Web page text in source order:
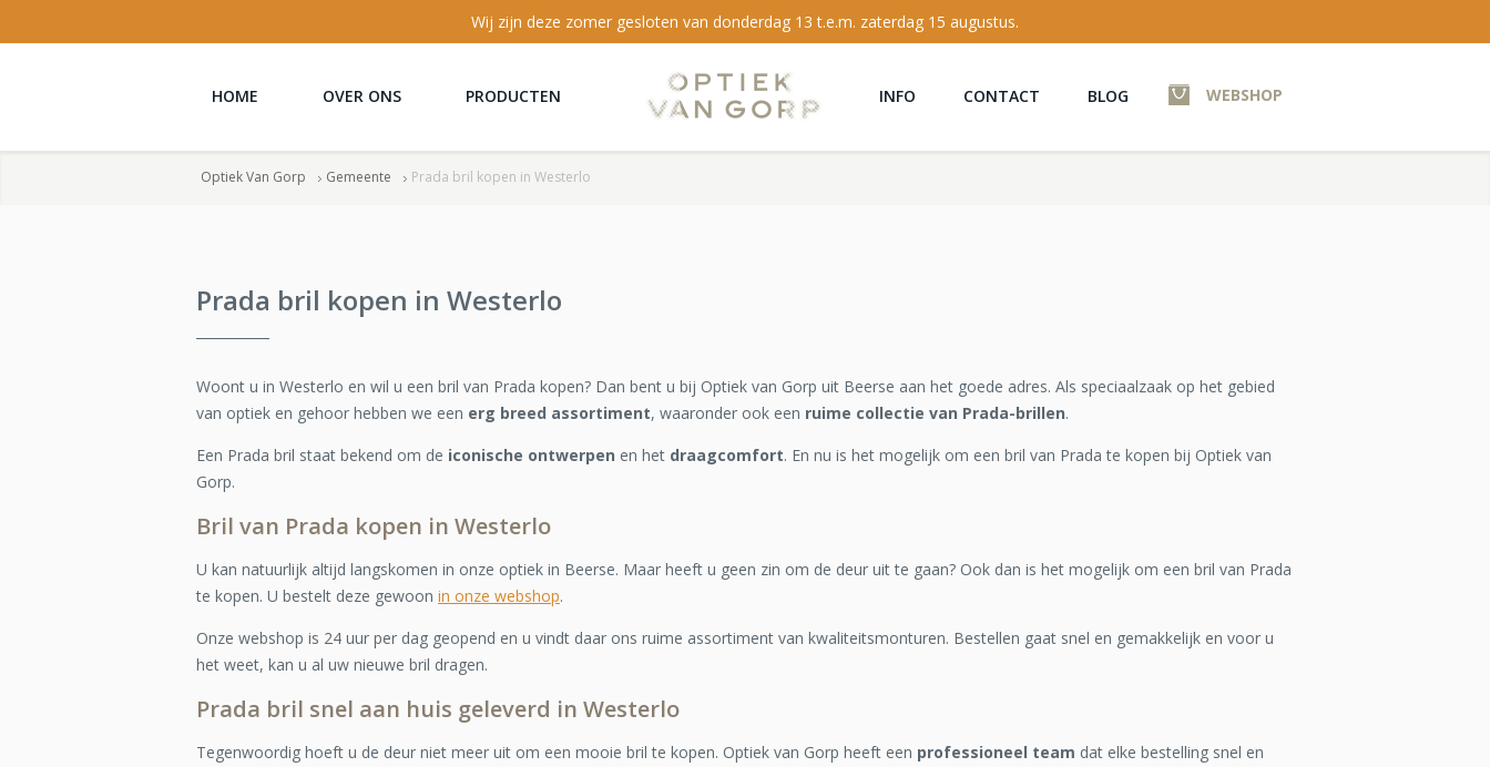
Wij zijn deze zomer gesloten van donderdag 13 t.e.m. zaterdag 15 augustus.
WEBSHOP
HOME OVER ONS PRODUCTEN INFO CONTACT BLOG
Optiek Van Gorp Gemeente Prada bril kopen in Westerlo
Prada bril kopen in Westerlo
Woont u in Westerlo en wil u een bril van Prada kopen? Dan bent u bij Optiek van Gorp uit Beerse aan het goede adres. Als speciaalzaak op het gebied
van optiek en gehoor hebben we een erg breed assortiment, waaronder ook een ruime collectie van Prada-brillen.
Een Prada bril staat bekend om de iconische ontwerpen en het draagcomfort. En nu is het mogelijk om een bril van Prada te kopen bij Optiek van
Gorp.
Bril van Prada kopen in Westerlo
U kan natuurlijk altijd langskomen in onze optiek in Beerse. Maar heeft u geen zin om de deur uit te gaan? Ook dan is het mogelijk om een bril van Prada
te kopen. U bestelt deze gewoon in onze webshop.
Onze webshop is 24 uur per dag geopend en u vindt daar ons ruime assortiment van kwaliteitsmonturen. Bestellen gaat snel en gemakkelijk en voor u
het weet, kan u al uw nieuwe bril dragen.
Prada bril snel aan huis geleverd in Westerlo
Tegenwoordig hoeft u de deur niet meer uit om een mooie bril te kopen. Optiek van Gorp heeft een professioneel team dat elke bestelling snel en